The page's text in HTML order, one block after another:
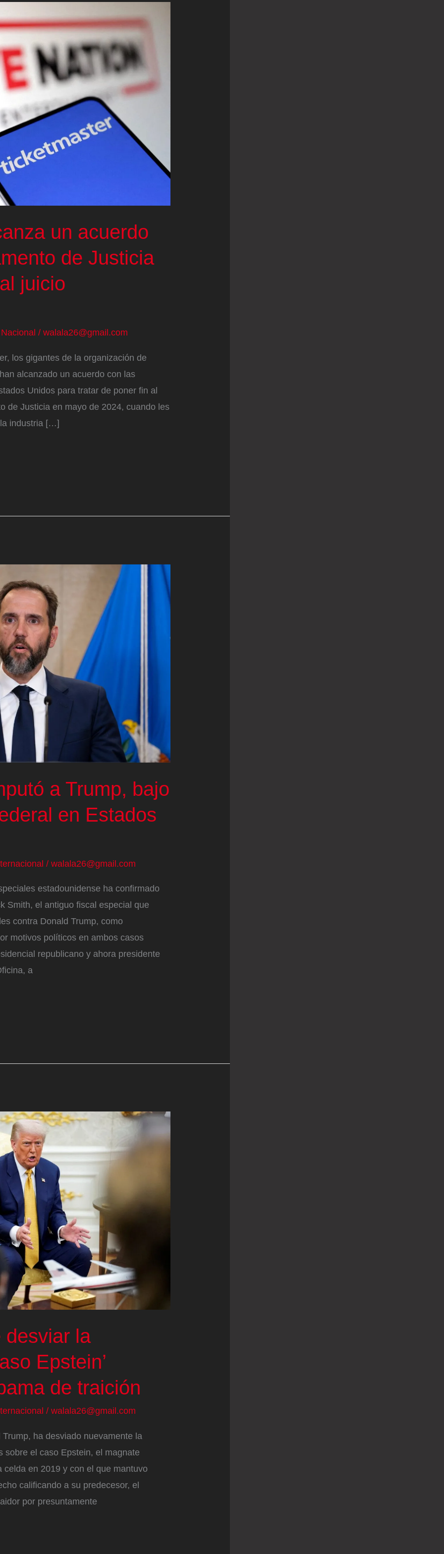
un acuerdo
de Justicia
juicio
Nacional / walala26@gmail.com
los gigantes de la organización de
alcanzado un acuerdo con las
Unidos para tratar de poner fin al
de Justicia en mayo de 2024, cuando les
industria […]
a Trump, bajo
en Estados
/ walala26@gmail.com
estadounidense ha confirmado
Smith, el antiguo fiscal especial que
contra Donald Trump, como
motivos políticos en ambos casos
republicano y ahora presidente
a
desviar la
Epstein’
de traición
/ walala26@gmail.com
ha desviado nuevamente la
sobre el caso Epstein, el magnate
en 2019 y con el que mantuvo
calificando a su predecesor, el
por presuntamente